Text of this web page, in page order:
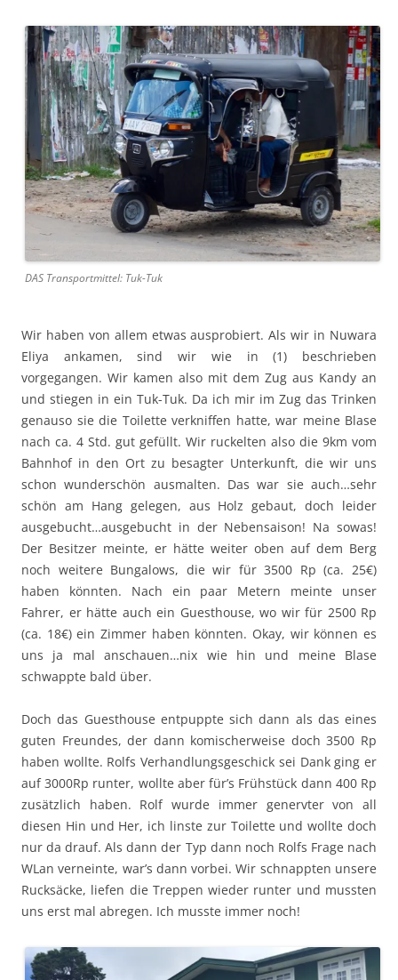
DAS Transportmittel: Tuk-Tuk
Wir haben von allem etwas ausprobiert. Als wir in Nuwara
Eliya ankamen, sind wir wie in (1) beschrieben
vorgegangen. Wir kamen also mit dem Zug aus Kandy an
und stiegen in ein Tuk-Tuk. Da ich mir im Zug das Trinken
genauso sie die Toilette verkniffen hatte, war meine Blase
nach ca. 4 Std. gut gefüllt. Wir ruckelten also die 9km vom
Bahnhof in den Ort zu besagter Unterkunft, die wir uns
schon wunderschön ausmalten. Das war sie auch…sehr
schön am Hang gelegen, aus Holz gebaut, doch leider
ausgebucht…ausgebucht in der Nebensaison! Na sowas!
Der Besitzer meinte, er hätte weiter oben auf dem Berg
noch weitere Bungalows, die wir für 3500 Rp (ca. 25€)
haben könnten. Nach ein paar Metern meinte unser
Fahrer, er hätte auch ein Guesthouse, wo wir für 2500 Rp
(ca. 18€) ein Zimmer haben könnten. Okay, wir können es
uns ja mal anschauen…nix wie hin und meine Blase
schwappte bald über.
Doch das Guesthouse entpuppte sich dann als das eines
guten Freundes, der dann komischerweise doch 3500 Rp
haben wollte. Rolfs Verhandlungsgeschick sei Dank ging er
auf 3000Rp runter, wollte aber für’s Frühstück dann 400 Rp
zusätzlich haben. Rolf wurde immer genervter von all
diesen Hin und Her, ich linste zur Toilette und wollte doch
nur da drauf. Als dann der Typ dann noch Rolfs Frage nach
WLan verneinte, war’s dann vorbei. Wir schnappten unsere
Rucksäcke, liefen die Treppen wieder runter und mussten
uns erst mal abregen. Ich musste immer noch!